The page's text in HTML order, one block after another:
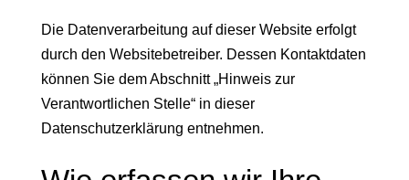
Die Datenverarbeitung auf dieser Website erfolgt
durch den Websitebetreiber. Dessen Kontaktdaten
können Sie dem Abschnitt „Hinweis zur
Verantwortlichen Stelle“ in dieser
Datenschutzerklärung entnehmen.